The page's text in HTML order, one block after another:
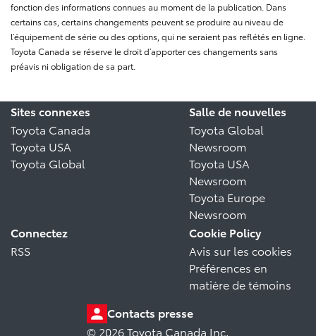
fonction des informations connues au moment de la publication. Dans
certains cas, certains changements peuvent se produire au niveau de
l’équipement de série ou des options, qui ne seraient pas reflétés en ligne.
Toyota Canada se réserve le droit d’apporter ces changements sans
préavis ni obligation de sa part.
Sites connexes
Toyota Canada
Toyota USA
Toyota Global
Salle de nouvelles
Toyota Global
Newsroom
Toyota USA
Newsroom
Toyota Europe
Newsroom
Connectez
RSS
Cookie Policy
Avis sur les cookies
Préférences en
matière de témoins
Contacts presse
© 2026 Toyota Canada Inc.